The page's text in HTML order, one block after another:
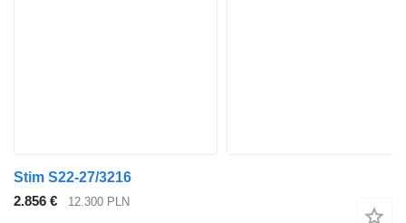
Stim S22-27/3216
2.856 €
12.300 PLN